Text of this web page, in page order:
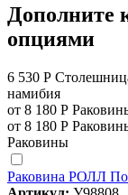
Дополните
опциями
6 530 Р
намибия
от 8 180 Р
от 8 180 Р
Раковины
Раковина РОЛЛ